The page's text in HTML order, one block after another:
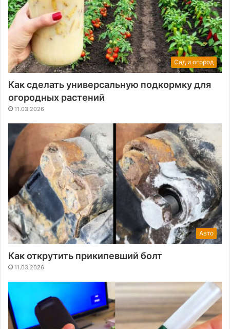
Сад и огород
Как сделать универсальную подкормку для
огородных растений
11.03.2026
Авто
Как открутить прикипевший болт
11.03.2026